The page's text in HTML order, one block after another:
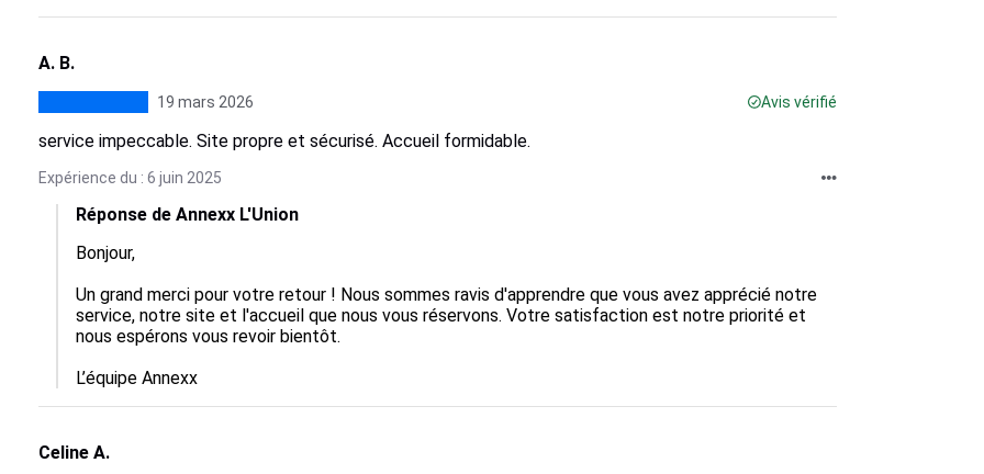
A. B.
19 mars 2026 Avis vérifié
service impeccable. Site propre et sécurisé. Accueil formidable.
Expérience du : 6 juin 2025
Réponse de Annexx L'Union
Bonjour,
Un grand merci pour votre retour ! Nous sommes ravis d'apprendre que vous avez apprécié notre
service, notre site et l'accueil que nous vous réservons. Votre satisfaction est notre priorité et
nous espérons vous revoir bientôt.
L’équipe Annexx
Celine A.